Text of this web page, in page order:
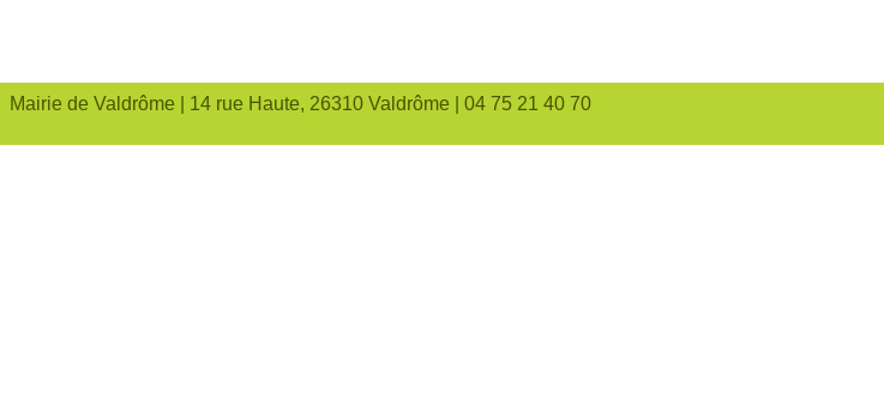
Mairie de Valdrôme | 14 rue Haute, 26310 Valdrôme | 04 75 21 40 70